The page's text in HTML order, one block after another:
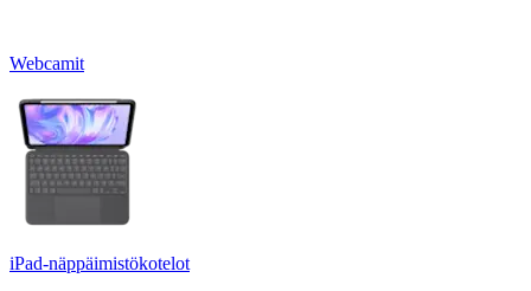
Webcamit
iPad-näppäimistökotelot